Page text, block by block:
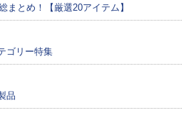
まとめ！【厳選20アイテム】
ゴリー特集
品